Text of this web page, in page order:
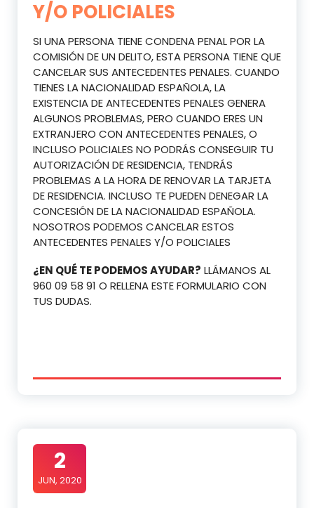
Y/O POLICIALES
SI UNA PERSONA TIENE CONDENA PENAL POR LA
COMISIÓN DE UN DELITO, ESTA PERSONA TIENE QUE
CANCELAR SUS ANTECEDENTES PENALES. CUANDO
TIENES LA NACIONALIDAD ESPAÑOLA, LA
EXISTENCIA DE ANTECEDENTES PENALES GENERA
ALGUNOS PROBLEMAS, PERO CUANDO ERES UN
EXTRANJERO CON ANTECEDENTES PENALES, O
INCLUSO POLICIALES NO PODRÁS CONSEGUIR TU
AUTORIZACIÓN DE RESIDENCIA, TENDRÁS
PROBLEMAS A LA HORA DE RENOVAR LA TARJETA
DE RESIDENCIA. INCLUSO TE PUEDEN DENEGAR LA
CONCESIÓN DE LA NACIONALIDAD ESPAÑOLA.
NOSOTROS PODEMOS CANCELAR ESTOS
ANTECEDENTES PENALES Y/O POLICIALES
¿EN QUÉ TE PODEMOS AYUDAR? LLÁMANOS AL
960 09 58 91 O RELLENA ESTE FORMULARIO CON
TUS DUDAS.
2
JUN, 2020